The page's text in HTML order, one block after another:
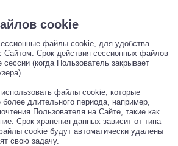
cookie
файлы cookie, для удобства
Сайтом. Срок действия сессионных файлов
сессии (когда Пользователь закрывает
файлы cookie, которые
длительного периода, например,
Пользователя на Сайте, такие как
Срок хранения данных зависит от типа
cookie будут автоматически удалены
свою задачу.